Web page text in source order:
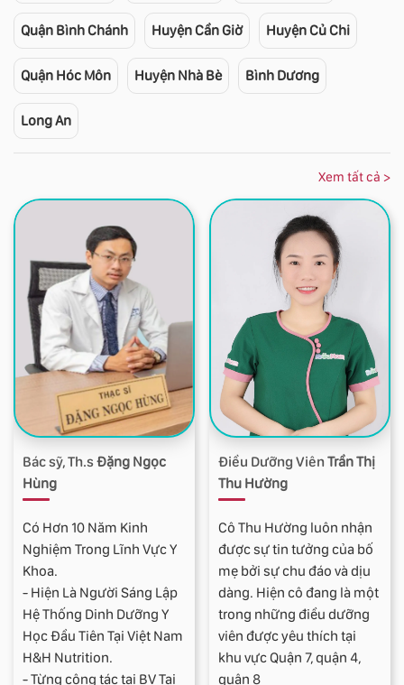
Quận Bình Chánh Huyện Cần Giờ Huyện Củ Chi
Quận Hóc Môn Huyện Nhà Bè Bình Dương
Long An
Bác sỹ, Th.sĐặng Ngọc
Hùng
Có Hơn 10 Năm Kinh
Nghiệm Trong Lĩnh Vực Y
Khoa.
- Hiện Là Người Sáng Lập
Hệ Thống Dinh Dưỡng Y
Học Đầu Tiên Tại Việt Nam
H&H Nutrition.
- Từng công tác tại BV Tai
Điều Dưỡng ViênTrần Thị
Thu Hường
Cô Thu Hường luôn nhận
được sự tin tưởng của bố
mẹ bởi sự chu đáo và dịu
dàng. Hiện cô đang là một
trong những điều dưỡng
viên được yêu thích tại
khu vực Quận 7, quận 4,
quận 8
Xem tất cả >